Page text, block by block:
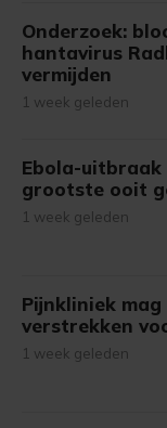
Onderzoek:
hantavirus
vermijden
1 week geleden
Ebola-uitbraak
grootste ooit
1 week geleden
Pijnkliniek
verstrekken
1 week geleden